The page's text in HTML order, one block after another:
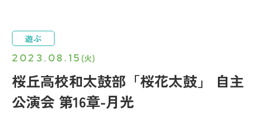
桜丘高校和太鼓部「桜花太鼓」 自主
公演会 第16章-月光
2023.08.15 (火)
遊ぶ